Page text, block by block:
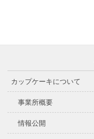
カップケーキについて
事業所概要
情報公開